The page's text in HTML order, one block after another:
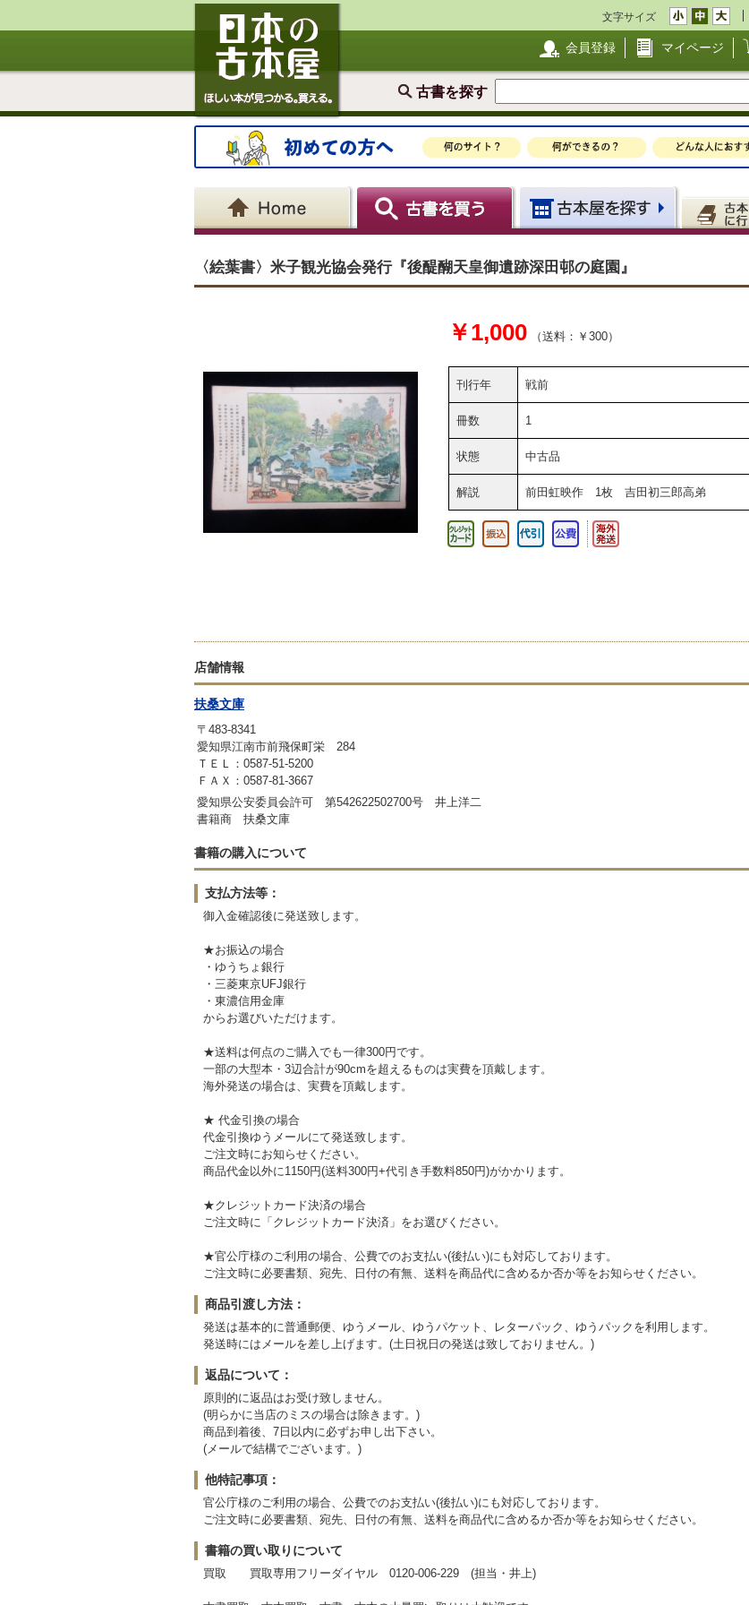
文字サイズ
会員登録 マイページ
古書を探す
〈絵葉書〉米子観光協会発行『後醍醐天皇御遺跡深田邨の庭園』
￥1,000 （送料：￥300）
刊行年 戦前
冊数 1
状態 中古品
解説 前田虹映作 1枚 吉田初三郎高弟
店舗情報
扶桑文庫
〒483-8341
愛知県江南市前飛保町栄 284
ＴＥＬ：0587-51-5200
ＦＡＸ：0587-81-3667
愛知県公安委員会許可 第542622502700号 井上洋二
書籍商 扶桑文庫
書籍の購入について
支払方法等：
御入金確認後に発送致します。
★お振込の場合
・ゆうちょ銀行
・三菱東京UFJ銀行
・東濃信用金庫
からお選びいただけます。
★送料は何点のご購入でも一律300円です。
一部の大型本・3辺合計が90cmを超えるものは実費を頂戴します。
海外発送の場合は、実費を頂戴します。
★ 代金引換の場合
代金引換ゆうメールにて発送致します。
ご注文時にお知らせください。
商品代金以外に1150円(送料300円+代引き手数料850円)がかかります。
★クレジットカード決済の場合
ご注文時に「クレジットカード決済」をお選びください。
★官公庁様のご利用の場合、公費でのお支払い(後払い)にも対応しております。
ご注文時に必要書類、宛先、日付の有無、送料を商品代に含めるか否か等をお知らせください。
商品引渡し方法：
発送は基本的に普通郵便、ゆうメール、ゆうパケット、レターパック、ゆうパックを利用します。
発送時にはメールを差し上げます。(土日祝日の発送は致しておりません。)
返品について：
原則的に返品はお受け致しません。
(明らかに当店のミスの場合は除きます。)
商品到着後、7日以内に必ずお申し出下さい。
(メールで結構でございます。)
他特記事項：
官公庁様のご利用の場合、公費でのお支払い(後払い)にも対応しております。
ご注文時に必要書類、宛先、日付の有無、送料を商品代に含めるか否か等をお知らせください。
書籍の買い取りについて
買取 買取専用フリーダイヤル 0120-006-229 (担当・井上)